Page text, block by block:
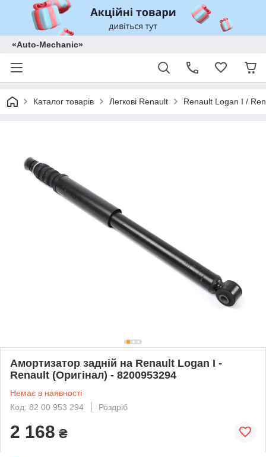
«Auto-Mechanic»
Каталог товарів Легкові Renault Renault Logan I /
Амортизатор задній на Renault Logan I -
Renault (Оригінал) - 8200953294
Немає в наявності
Код: 82 00 953 294
Роздріб
2 168 ₴